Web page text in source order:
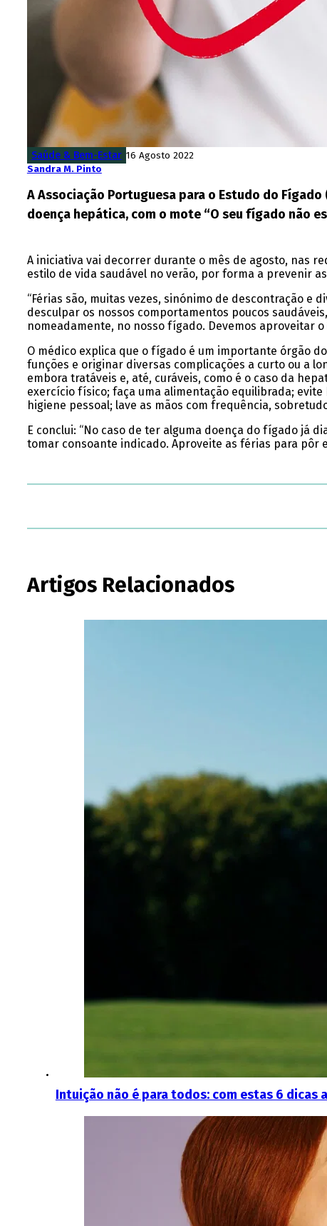
Saúde & Bem-Estar 16 Agosto 2022
Sandra M. Pinto
A Associação Portuguesa para o Estudo do
doença hepática, com o mote “O seu fígado não
A iniciativa vai decorrer durante o mês de agosto, nas
estilo de vida saudável no verão, por forma a prevenir
“Férias são, muitas vezes, sinónimo de descontração e
desculpar os nossos comportamentos poucos
nomeadamente, no nosso fígado. Devemos aproveitar
O médico explica que o fígado é um importante órgão
funções e originar diversas complicações a curto ou a
embora tratáveis e, até, curáveis, como é o caso da
exercício físico; faça uma alimentação equilibrada;
higiene pessoal; lave as mãos com frequência,
E conclui: “No caso de ter alguma doença do fígado já
tomar consoante indicado. Aproveite as férias para pôr
Artigos Relacionados
Intuição não é para todos: com estas 6